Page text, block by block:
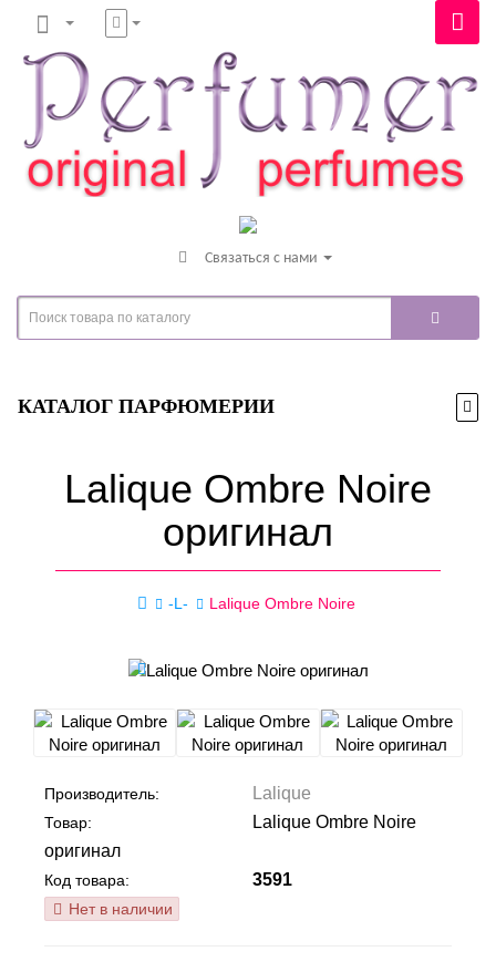
Связаться с нами
КАТАЛОГ ПАРФЮМЕРИИ
Lalique Ombre Noire
оригинал
-L- Lalique Ombre Noire
Производитель: Lalique
Товар:
Lalique Ombre Noire
оригинал
Код товара: 3591
Нет в наличии